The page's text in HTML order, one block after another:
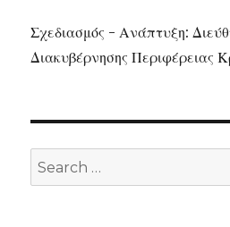
Σχεδιασμός - Ανάπτυξη:
Διακυβέρνησης Περιφέρειας
Search
for: